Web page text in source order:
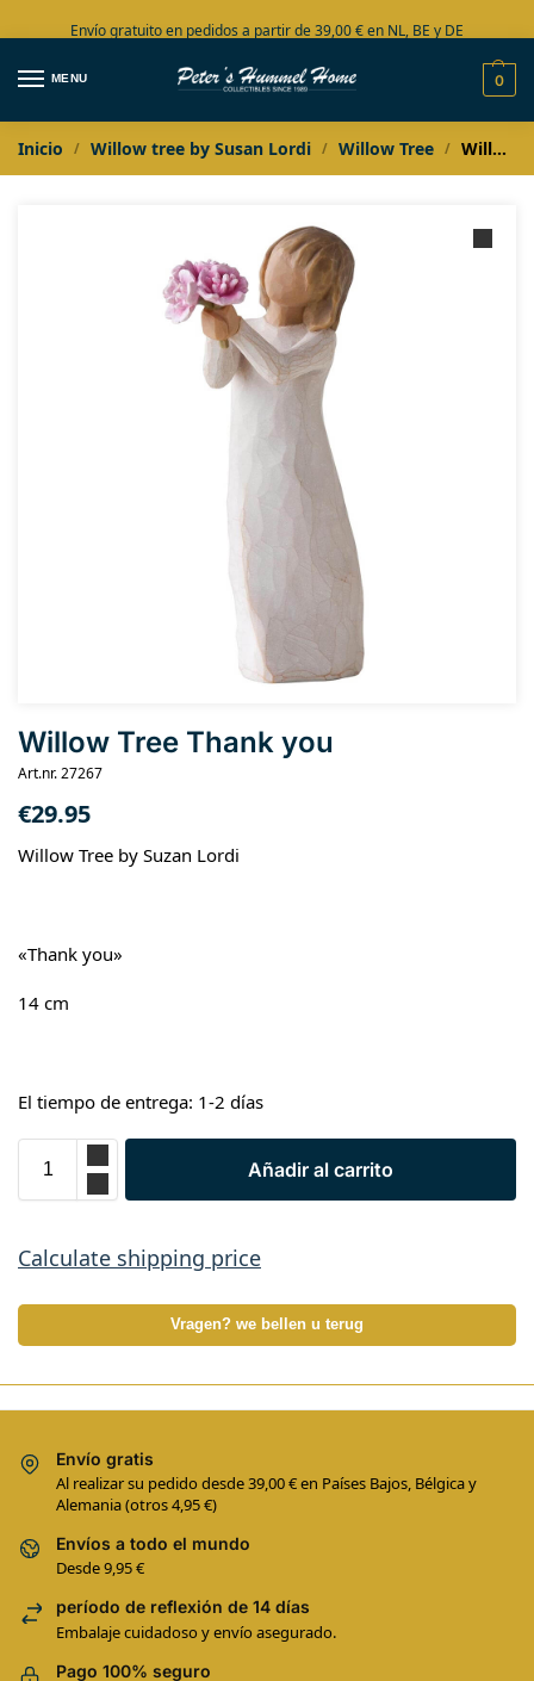
Envío gratuito en pedidos a partir de 39,00 € en NL, BE y DE
Amplia colección en stock
MENU 0
Inicio / Willow tree by Susan Lordi / Willow Tree / Willow Tree Thank you
Willow Tree Thank you
Art.nr. 27267
€29.95
Willow Tree by Suzan Lordi
«Thank you»
14 cm
El tiempo de entrega: 1-2 días
Añadir al carrito
Calculate shipping price
Vragen? we bellen u terug
Envío gratis
Al realizar su pedido desde 39,00 € en Países Bajos, Bélgica y
Alemania (otros 4,95 €)
Envíos a todo el mundo
Desde 9,95 €
período de reflexión de 14 días
Embalaje cuidadoso y envío asegurado.
Pago 100% seguro